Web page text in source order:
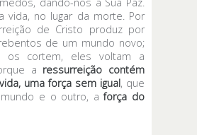
vida, no lugar da morte. Por
de Cristo produz por
de um mundo novo;
os cortem, eles voltam a
a ressurreição contém
uma força sem igual, que
e o outro, aforça do